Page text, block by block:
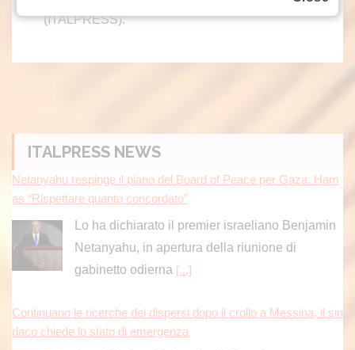
(ITALPRESS).
ITALPRESS NEWS
Netanyahu respinge il piano del Board of Peace per Gaza. Ham
as “Rispettare quanto concordato”
Lo ha dichiarato il premier israeliano Benjamin
Netanyahu, in apertura della riunione di
gabinetto odierna [...]
Continuano le ricerche dei dispersi dopo il crollo a Messina, il sin
daco chiede lo stato di emergenza